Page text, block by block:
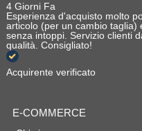
4 Giorni Fa
Esperienza d'acquisto molto
articolo (per un cambio taglia)
senza intoppi. Servizio clienti
qualità. Consigliato!
Acquirente verificato
E-COMMERCE